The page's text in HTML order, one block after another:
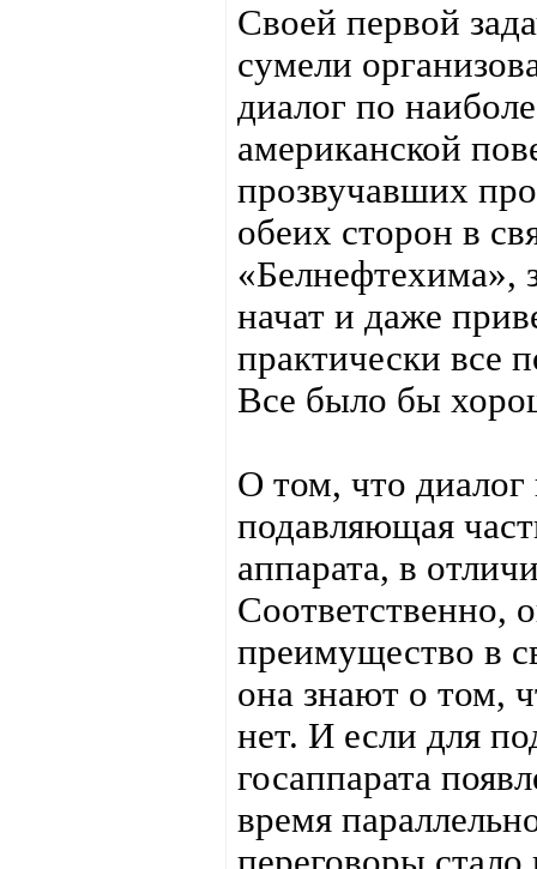
Своей первой
сумели
диалог по
американской
прозвучавших
обеих сторон в
«Белнефтехима»,
начат и даже
практически все
Все было бы
О том, что диалог
подавляющая
аппарата, в
Соответственно,
преимущество в
она знают о том,
нет. И если для
госаппарата
время